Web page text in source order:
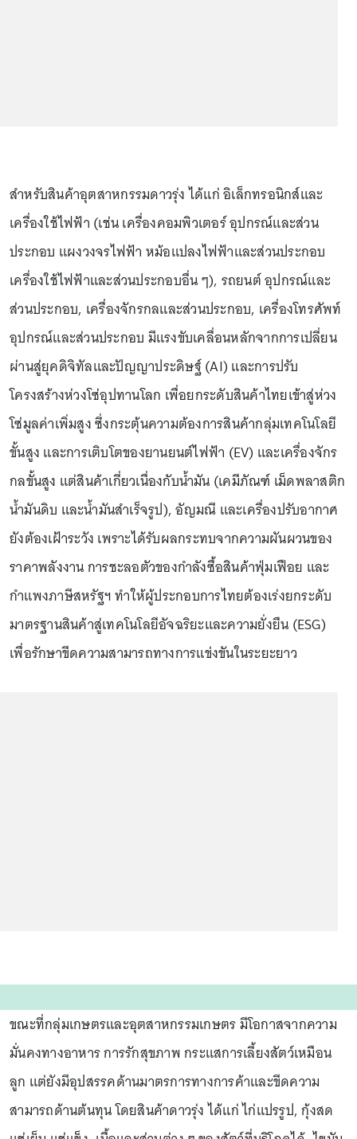
สำหรับสินค้าอุตสาหกรรมดาวรุ่ง ได้แก่ อิเล็กทรอนิกส์และ
เครื่องใช้ไฟฟ้า (เช่น เครื่องคอมพิวเตอร์ อุปกรณ์และส่วน
ประกอบ แผงวงจรไฟฟ้า หม้อแปลงไฟฟ้าและส่วนประกอบ
เครื่องใช้ไฟฟ้าและส่วนประกอบอื่น ๆ), รถยนต์ อุปกรณ์และ
ส่วนประกอบ, เครื่องจักรกลและส่วนประกอบ, เครื่องโทรศัพท์
อุปกรณ์และส่วนประกอบ มีแรงขับเคลื่อนหลักจากการเปลี่ยน
ผ่านสู่ยุคดิจิทัลและปัญญาประดิษฐ์ (AI) และการปรับ
โครงสร้างห่วงโซ่อุปทานโลก เพื่อยกระดับสินค้าไทยเข้าสู่ห่วง
โซ่มูลค่าเพิ่มสูง ซึ่งกระตุ้นความต้องการสินค้ากลุ่มเทคโนโลยี
ขั้นสูง และการเติบโตของยานยนต์ไฟฟ้า (EV) และเครื่องจักร
กลขั้นสูง แต่สินค้าเกี่ยวเนื่องกับน้ำมัน (เคมีภัณฑ์ เม็ดพลาสติก
น้ำมันดิบ และน้ำมันสำเร็จรูป), อัญมณี และเครื่องปรับอากาศ
ยังต้องเฝ้าระวัง เพราะได้รับผลกระทบจากความผันผวนของ
ราคาพลังงาน การชะลอตัวของกำลังซื้อสินค้าฟุ่มเฟือย และ
กำแพงภาษีสหรัฐฯ ทำให้ผู้ประกอบการไทยต้องเร่งยกระดับ
มาตรฐานสินค้าสู่เทคโนโลยีอัจฉริยะและความยั่งยืน (ESG)
เพื่อรักษาขีดความสามารถทางการแข่งขันในระยะยาว
ขณะที่กลุ่มเกษตรและอุตสาหกรรมเกษตร มีโอกาสจากความ
มั่นคงทางอาหาร การรักสุขภาพ กระแสการเลี้ยงสัตว์เหมือน
ลูก แต่ยังมีอุปสรรคด้านมาตรการทางการค้าและขีดความ
สามารถด้านต้นทุน โดยสินค้าดาวรุ่ง ได้แก่ ไก่แปรรูป, กุ้งสด